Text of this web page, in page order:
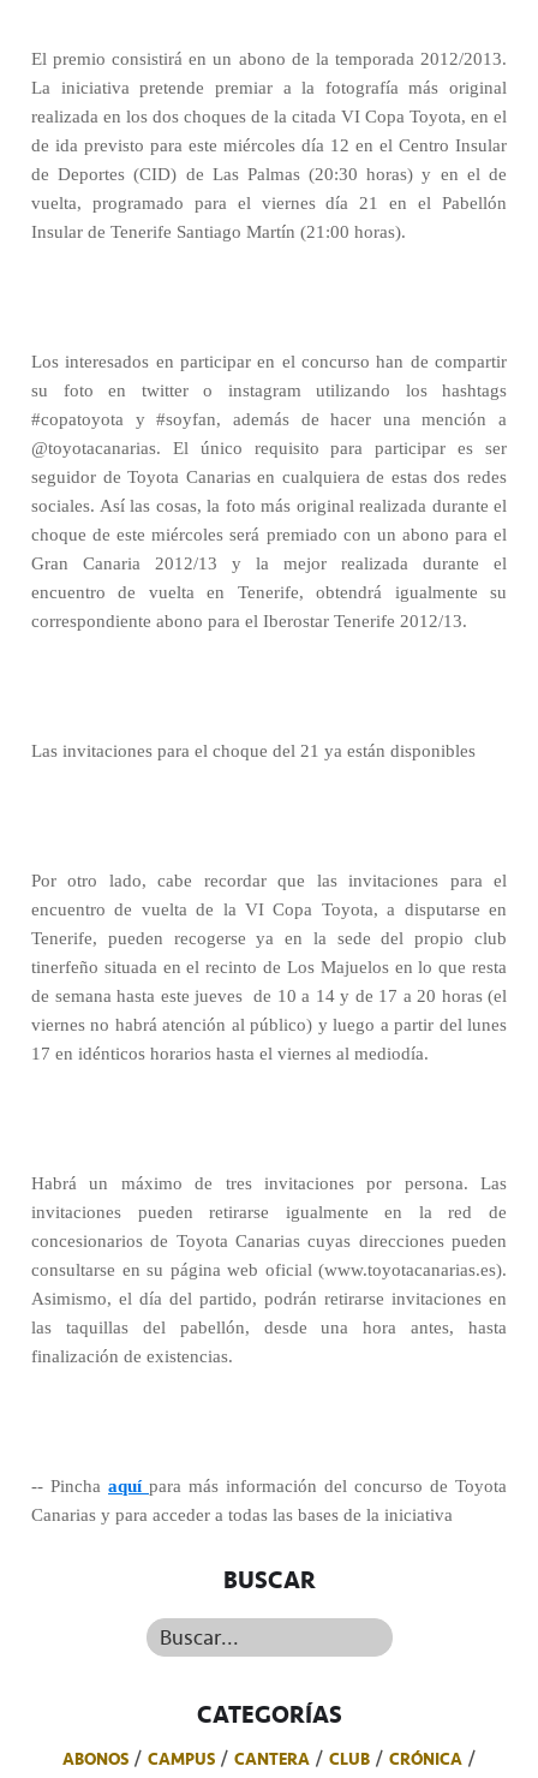
El premio consistirá en un abono de la temporada 2012/2013.
La iniciativa pretende premiar a la fotografía más original
realizada en los dos choques de la citada VI Copa Toyota, en el
de ida previsto para este miércoles día 12 en el Centro Insular
de Deportes (CID) de Las Palmas (20:30 horas) y en el de
vuelta, programado para el viernes día 21 en el Pabellón
Insular de Tenerife Santiago Martín (21:00 horas).
Los interesados en participar en el concurso han de compartir
su foto en twitter o instagram utilizando los hashtags
#copatoyota y #soyfan, además de hacer una mención a
@toyotacanarias. El único requisito para participar es ser
seguidor de Toyota Canarias en cualquiera de estas dos redes
sociales. Así las cosas, la foto más original realizada durante el
choque de este miércoles será premiado con un abono para el
Gran Canaria 2012/13 y la mejor realizada durante el
encuentro de vuelta en Tenerife, obtendrá igualmente su
correspondiente abono para el Iberostar Tenerife 2012/13.
Las invitaciones para el choque del 21 ya están disponibles
Por otro lado, cabe recordar que las invitaciones para el
encuentro de vuelta de la VI Copa Toyota, a disputarse en
Tenerife, pueden recogerse ya en la sede del propio club
tinerfeño situada en el recinto de Los Majuelos en lo que resta
de semana hasta este jueves de 10 a 14 y de 17 a 20 horas (el
viernes no habrá atención al público) y luego a partir del lunes
17 en idénticos horarios hasta el viernes al mediodía.
Habrá un máximo de tres invitaciones por persona. Las
invitaciones pueden retirarse igualmente en la red de
concesionarios de Toyota Canarias cuyas direcciones pueden
consultarse en su página web oficial (www.toyotacanarias.es).
Asimismo, el día del partido, podrán retirarse invitaciones en
las taquillas del pabellón, desde una hora antes, hasta
finalización de existencias.
-- Pincha aquí para más información del concurso de Toyota
Canarias y para acceder a todas las bases de la iniciativa
BUSCAR
Buscar...
CATEGORÍAS
ABONOS CAMPUS CANTERA CLUB CRÓNICA